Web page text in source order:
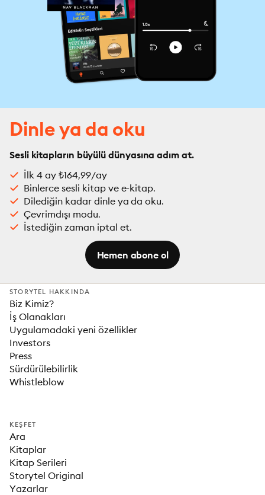
Dinle ya da oku
Sesli kitapların büyülü dünyasına adım at.
İlk 4 ay ₺164,99/ay
Binlerce sesli kitap ve e-kitap.
Dilediğin kadar dinle ya da oku.
Çevrimdışı modu.
İstediğin zaman iptal et.
Hemen abone ol
STORYTEL HAKKINDA
Biz Kimiz?
İş Olanakları
Uygulamadaki yeni özellikler
Investors
Press
Sürdürülebilirlik
Whistleblow
KEŞFET
Ara
Kitaplar
Kitap Serileri
Storytel Original
Yazarlar